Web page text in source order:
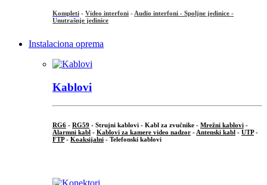
Kompleti - Video interfoni - Audio interfoni - Spoljne jedinice -
Unutrašnje jedinice
Instalaciona oprema
Kablovi
RG6 - RG59 - Strujni kablovi - Kabl za zvučnike - Mrežni kablovi -
Alarmni kabl - Kablovi za kamere video nadzor - Antenski kabl - UTP-
FTP- Koaksijalni - Telefonski kablovi